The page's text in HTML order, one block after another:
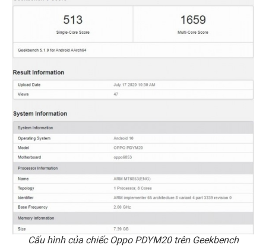
Cấu hình của chiếc Oppo PDYM20 trên Geekbench